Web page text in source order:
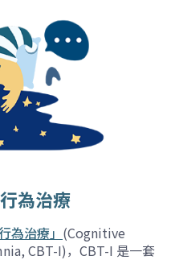
為治療
為治療」 (Cognitive
CBT-I)，CBT-I 是一套